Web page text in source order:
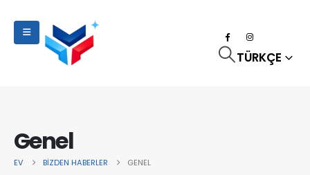
TÜRKÇE
Genel
EV BIZDEN HABERLER GENEL